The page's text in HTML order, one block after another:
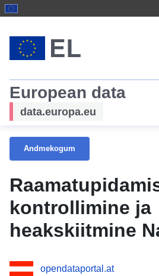
European data
data.europa.eu
Andmekogum
kontrollimine ja
heakskiitmine
2004 (Statistik
opendataportal.at